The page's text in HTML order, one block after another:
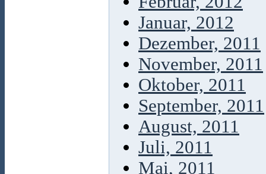
Januar, 2012
Dezember, 2011
November, 2011
Oktober, 2011
September, 2011
August, 2011
Juli, 2011
Mai, 2011